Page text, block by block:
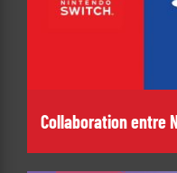
Collaboration entre